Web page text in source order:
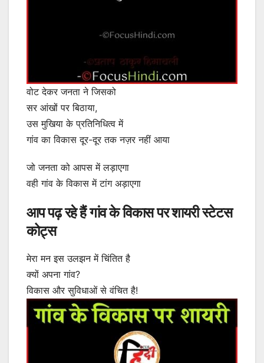
वोट देकर जनता ने जिसको
सर आंखों पर बिठाया,
उस मुखिया के प्रतिनिधित्व में
गांव का विकास दूर-दूर तक नज़र नहीं आया
जो जनता को आपस में लड़ाएगा
वही गांव के विकास में टांग अड़ाएगा
आप पढ़ रहे हैं गांव के विकास पर शायरी स्टेटस
कोट्स
मेरा मन इस उलझन में चिंतित है
क्यों अपना गांव?
विकास और सुविधाओं से वंचित है!